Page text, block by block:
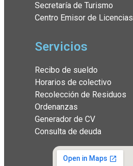
Secretaría de Turismo
Centro Emisor de Licencias
Servicios
Recibo de sueldo
Horarios de colectivo
Recolección de Residuos
Ordenanzas
Generador de CV
Consulta de deuda